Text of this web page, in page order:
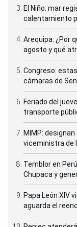
El Niño: mar
calentamiento
Arequipa: ¿Por
agosto y qué
Congreso:
cámaras de
Feriado del
transporte
MIMP:
viceministra de
Temblor en
Chupaca y
Papa León XIV
aguarda el